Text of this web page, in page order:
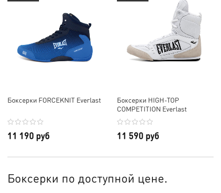
Боксерки FORCEKNIT Everlast
11 190 руб
Боксерки HIGH-TOP
COMPETITION Everlast
11 590 руб
Боксерки по доступной цене.